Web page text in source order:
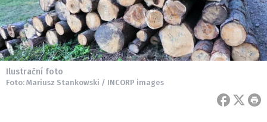
Ilustrační foto
Foto: Mariusz Stankowski / INCORP images